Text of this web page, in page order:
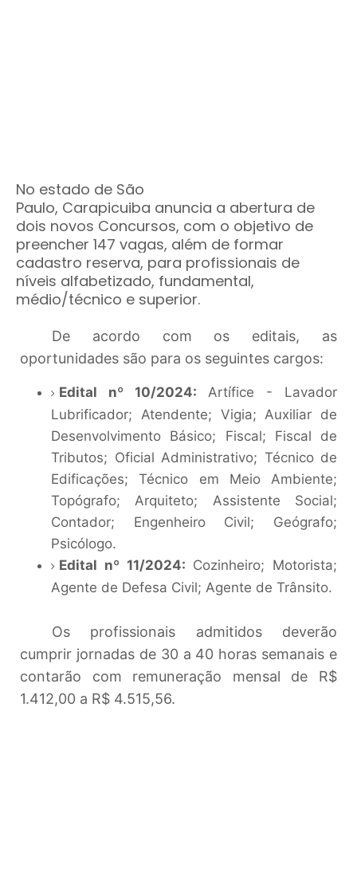
No estado de São
Paulo, Carapicuiba anuncia a abertura de
dois novos Concursos, com o objetivo de
preencher 147 vagas, além de formar
cadastro reserva, para profissionais de
níveis alfabetizado, fundamental,
médio/técnico e superior.
De acordo com os editais, as
oportunidades são para os seguintes cargos:
Edital nº 10/2024: Artífice - Lavador
Lubrificador; Atendente; Vigia; Auxiliar de
Desenvolvimento Básico; Fiscal; Fiscal de
Tributos; Oficial Administrativo; Técnico de
Edificações; Técnico em Meio Ambiente;
Topógrafo; Arquiteto; Assistente Social;
Contador; Engenheiro Civil; Geógrafo;
Psicólogo.
Edital nº 11/2024: Cozinheiro; Motorista;
Agente de Defesa Civil; Agente de Trânsito.
Os profissionais admitidos deverão
cumprir jornadas de 30 a 40 horas semanais e
contarão com remuneração mensal de R$
1.412,00 a R$ 4.515,56.